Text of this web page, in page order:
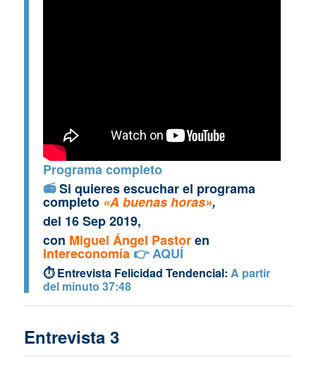
Programa completo
📻Si quieres escuchar el programa
completo «A buenas horas»,
del 16 Sep 2019,
con Miguel Ángel Pastoren
Intereconomía👉AQUÍ
⏱ Entrevista Felicidad Tendencial: A partir
del minuto 37:48
Entrevista 3